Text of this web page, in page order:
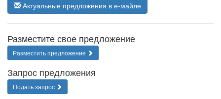
Актуальные предложения в е-майле
Разместите свое предложение
Разместить предложение
Запрос предложения
Подать запрос